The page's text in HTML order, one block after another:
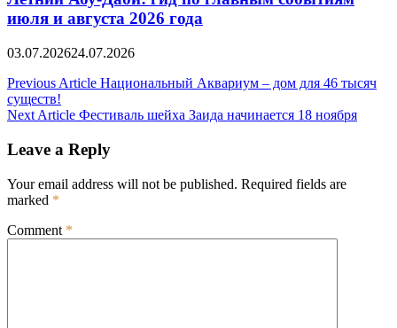
июля и августа 2026 года
03.07.202624.07.2026
Post
navigation
Previous Article Национальный Аквариум – дом для 46 тысяч
существ!
Next Article Фестиваль шейха Заида начинается 18 ноября
Leave a Reply
Your email address will not be published. Required fields are
marked *
Comment *